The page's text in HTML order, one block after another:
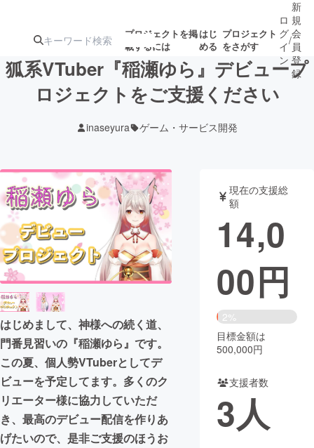
プロジェクトを掲
載するには
はじ
める
プロジェクト
をさがす
ターン
ジェクト
ロジェクト
アート・写真 音楽
テクノロジー・ガジェット ゲーム・
映像・映画 書籍・雑誌
チャレンジ
まちづくり・地域活性化
CAMPFIRE for Social Good
CAMPFIRE Creation
CAMPFIREふるさと納税
コミュニティ
ロ
グ
イ
ン
/
新
規
会
員
登
録
狐系VTuber『稲瀬ゆら』デビュープ
ロジェクトをご支援ください
inaseyura ゲーム・サービス開発
はじめまして、神様への続く道、
門番見習いの『稲瀬ゆら』です。
この夏、個人勢VTuberとしてデ
ビューを予定してます。多くのク
リエーター様に協力していただ
き、最高のデビュー配信を作りあ
げたいので、是非ご支援のほうお
現在の支援総
額
14,0
00円
2%
目標金額は
500,000円
支援者数
3人